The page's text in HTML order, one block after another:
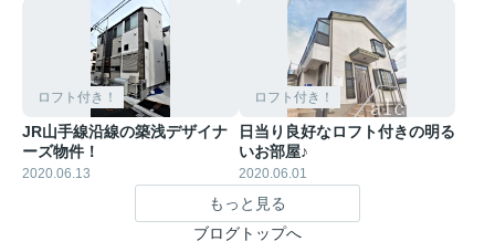
ロフト付き！
JR山手線沿線の築浅デザイナ
ーズ物件！
2020.06.13
ロフト付き！
日当り良好なロフト付きの明る
いお部屋♪
2020.06.01
もっと見る
ブログトップへ